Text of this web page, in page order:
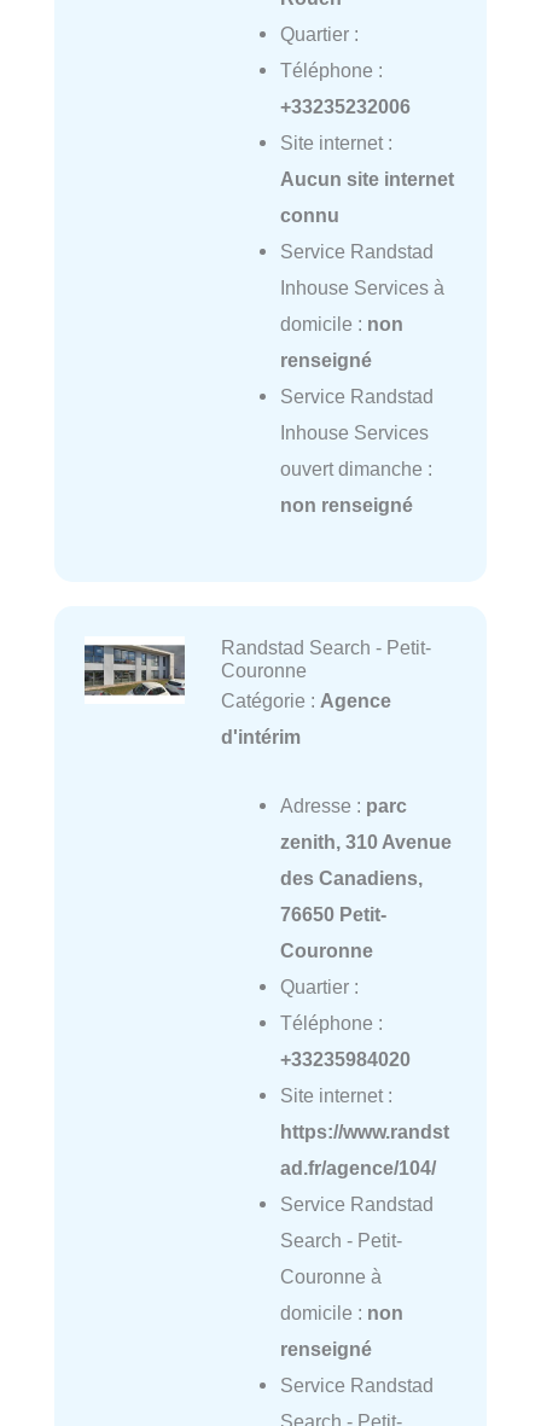
Quartier :
Téléphone :
+33235232006
Site internet :
Aucun site internet
connu
Service Randstad
Inhouse Services à
domicile : non
renseigné
Service Randstad
Inhouse Services
ouvert dimanche :
non renseigné
Randstad Search - Petit-
Couronne
Catégorie : Agence
d'intérim
Adresse : parc
zenith, 310 Avenue
des Canadiens,
76650 Petit-
Couronne
Quartier :
Téléphone :
+33235984020
Site internet :
https://www.randst
ad.fr/agence/104/
Service Randstad
Search - Petit-
Couronne à
domicile : non
renseigné
Service Randstad
Search - Petit-